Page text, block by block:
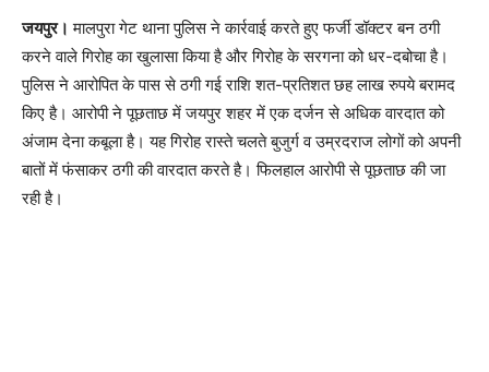
जयपुर। मालपुरा गेट थाना पुलिस ने कार्रवाई करते हुए फर्जी डॉक्टर बन ठगी
करने वाले गिरोह का खुलासा किया है और गिरोह के सरगना को धर-दबोचा है।
पुलिस ने आरोपित के पास से ठगी गई राशि शत-प्रतिशत छह लाख रुपये बरामद
किए है। आरोपी ने पूछताछ में जयपुर शहर में एक दर्जन से अधिक वारदात को
अंजाम देना कबूला है। यह गिरोह रास्ते चलते बुजुर्ग व उम्रदराज लोगों को अपनी
बातों में फंसाकर ठगी की वारदात करते है। फिलहाल आरोपी से पूछताछ की जा
रही है।